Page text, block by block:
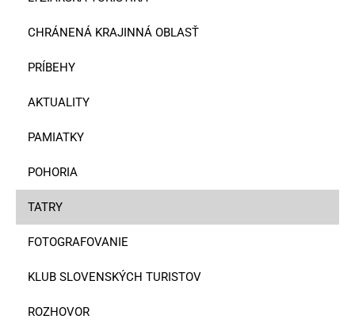
CHRÁNENÁ KRAJINNÁ OBLASŤ
PRÍBEHY
AKTUALITY
PAMIATKY
POHORIA
TATRY
FOTOGRAFOVANIE
KLUB SLOVENSKÝCH TURISTOV
ROZHOVOR